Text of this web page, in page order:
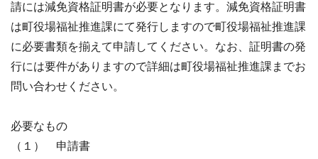
請には減免資格証明書が必要となります。減免資格証明書
は町役場福祉推進課にて発行しますので町役場福祉推進課
に必要書類を揃えて申請してください。なお、証明書の発
行には要件がありますので詳細は町役場福祉推進課までお
問い合わせください。
必要なもの
（１） 申請書